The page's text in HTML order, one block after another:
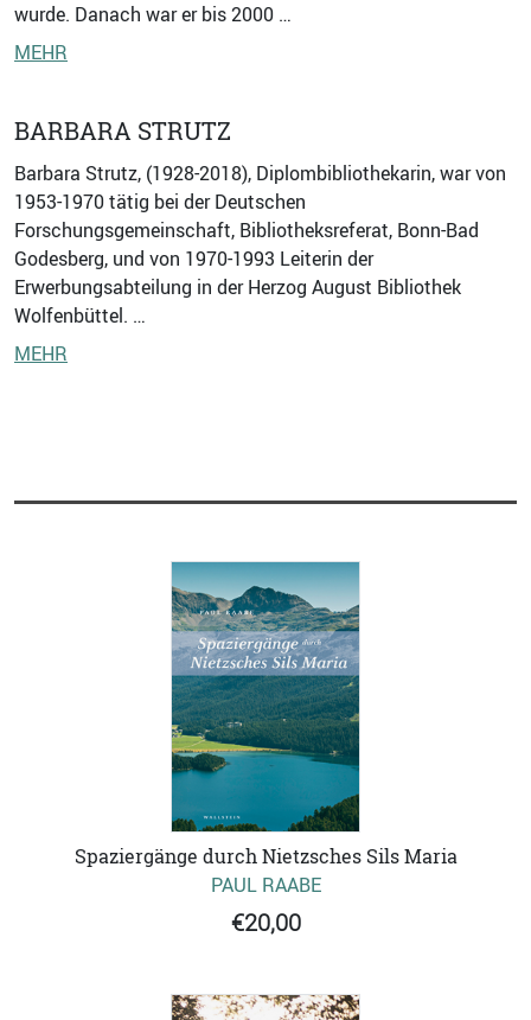
wurde. Danach war er bis 2000 …
MEHR
BARBARA STRUTZ
Barbara Strutz, (1928-2018), Diplombibliothekarin, war von
1953-1970 tätig bei der Deutschen
Forschungsgemeinschaft, Bibliotheksreferat, Bonn-Bad
Godesberg, und von 1970-1993 Leiterin der
Erwerbungsabteilung in der Herzog August Bibliothek
Wolfenbüttel. …
MEHR
Spaziergänge durch Nietzsches Sils Maria
PAUL RAABE
€20,00